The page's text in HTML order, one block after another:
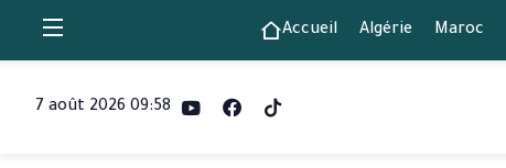
Accueil Algérie Maroc
7 août 2026 09:58